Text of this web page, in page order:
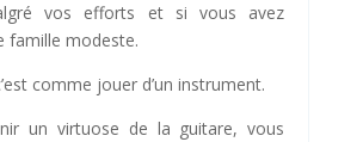
vos efforts et si vous avez
famille modeste.
comme jouer d’un instrument.
un virtuose de la guitare, vous